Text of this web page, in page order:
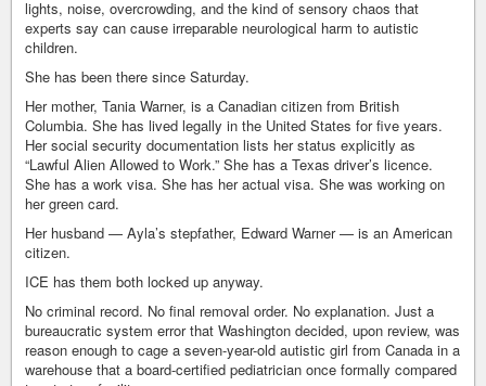
lights, noise, overcrowding, and the kind of sensory chaos that
experts say can cause irreparable neurological harm to autistic
children.
She has been there since Saturday.
Her mother, Tania Warner, is a Canadian citizen from British
Columbia. She has lived legally in the United States for five years.
Her social security documentation lists her status explicitly as
“Lawful Alien Allowed to Work.” She has a Texas driver’s licence.
She has a work visa. She has her actual visa. She was working on
her green card.
Her husband — Ayla’s stepfather, Edward Warner — is an American
citizen.
ICE has them both locked up anyway.
No criminal record. No final removal order. No explanation. Just a
bureaucratic system error that Washington decided, upon review, was
reason enough to cage a seven-year-old autistic girl from Canada in a
warehouse that a board-certified pediatrician once formally compared